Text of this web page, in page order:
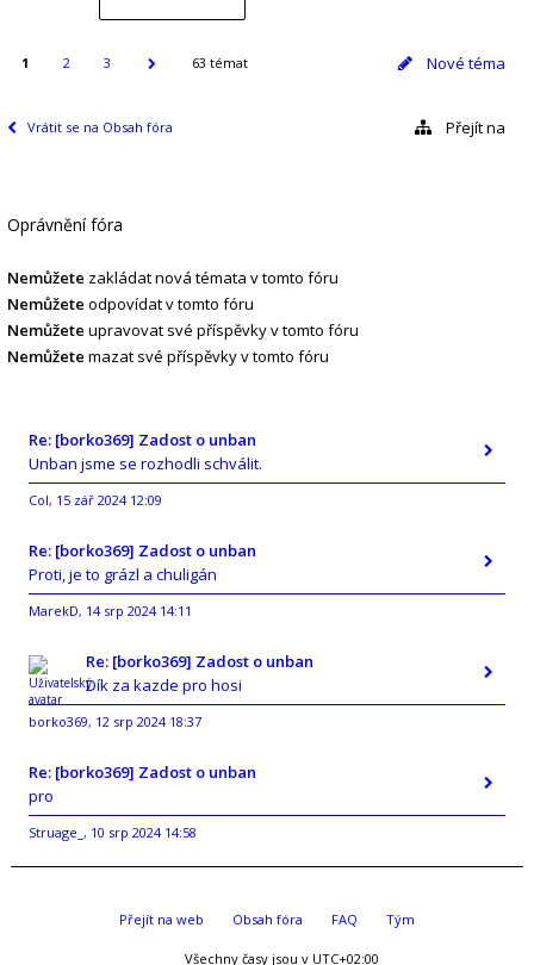
Nové téma
1 2 3 63 témat
Vrátit se na Obsah fóra Přejít na
Oprávnění fóra
Nemůžete zakládat nová témata v tomto fóru
Nemůžete odpovídat v tomto fóru
Nemůžete upravovat své příspěvky v tomto fóru
Nemůžete mazat své příspěvky v tomto fóru
Re: [borko369] Zadost o unban
Unban jsme se rozhodli schválit.
Col, 15 zář 2024 12:09
Re: [borko369] Zadost o unban
Proti, je to grázl a chuligán
MarekD, 14 srp 2024 14:11
Re: [borko369] Zadost o unban
Dík za kazde pro hosi
borko369, 12 srp 2024 18:37
Re: [borko369] Zadost o unban
pro
Struage_ , 10 srp 2024 14:58
Přejít na web Obsah fóra FAQ Tým
Všechny časy jsou v UTC+02:00